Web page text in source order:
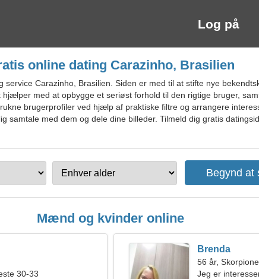
Log på
online dating Carazinho, Brasilien
Carazinho, Brasilien. Siden er med til at stifte nye
med at opbygge et seriøst forhold til den rigtige bruger,
brugerprofiler ved hjælp af praktiske filtre og arrangere
samtale med dem og dele dine billeder. Tilmeld dig gratis
Mænd og kvinder online
30-33
Brenda
56 år,
Jeg er